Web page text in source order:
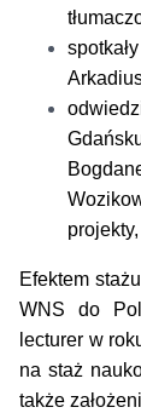
Efektem
WNS do
lecturer w
na staż
także